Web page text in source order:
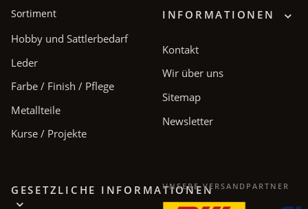
Sortiment
Hobby und Sattlerbedarf
Leder
Farbe / Finish / Pflege
Metallteile
Kurse / Projekte
INFORMATIONEN
Kontakt
Wir über uns
Sitemap
Newsletter
GESETZLICHE INFORMATIONENUNSERE VERSANDPARTNER